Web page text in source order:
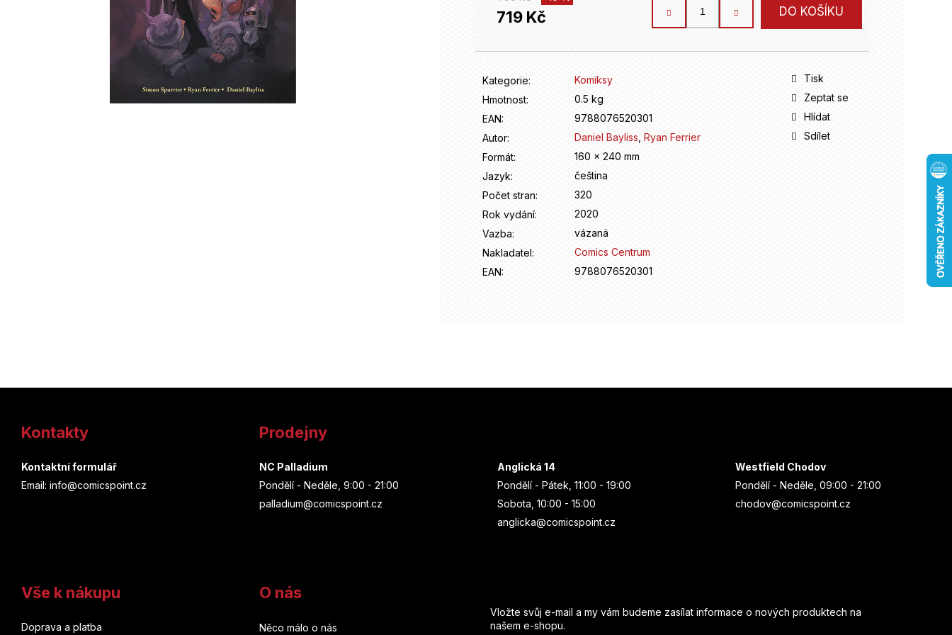
719 Kč
Měrná
DO KOŠÍKU
Kategorie:
Komiksy
Hmotnost:
0.5 kg
EAN:
9788076520301
Autor: Daniel Bayliss ,Ryan Ferrier
Formát:
160 x 240 mm
Jazyk:
čeština
Počet stran:
320
Rok vydání:
2020
Vazba:
vázaná
Nakladatel:
Comics Centrum
EAN: 9788076520301
Tisk
Zeptat se
Hlídat
Sdílet
Kontakty
Kontaktní formulář
Email: info@comicspoint.cz
Prodejny
NC Palladium
Pondělí - Neděle, 9:00 - 21:00
palladium@comicspoint.cz
Anglická 14
Pondělí - Pátek, 11:00 - 19:00
Sobota, 10:00 - 15:00
anglicka@comicspoint.cz
Westfield Chodov
Pondělí - Neděle, 09:00 - 21:00
chodov@comicspoint.cz
Vše k nákupu
Doprava a platba
O nás
Něco málo o nás
Vložte svůj e-mail a my vám budeme zasílat informace o nových produktech na
našem e-shopu.